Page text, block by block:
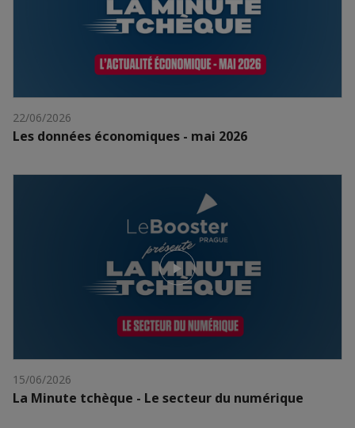
22/06/2026
Les données économiques - mai 2026
15/06/2026
La Minute tchèque - Le secteur du numérique